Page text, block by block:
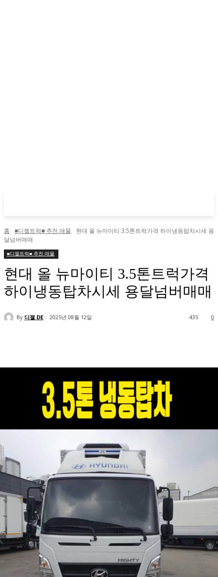
홈 ■디젤트럭■ 추천.매물
현대 올 뉴마이티 3.5톤트럭가격 하이냉동탑차시세 용
달넘버매매
■디젤트럭■ 추천.매물
현대 올 뉴마이티 3.5톤트럭가격
하이냉동탑차시세 용달넘버매매
By 디젤 DE 2025년 08월 12일 0
435